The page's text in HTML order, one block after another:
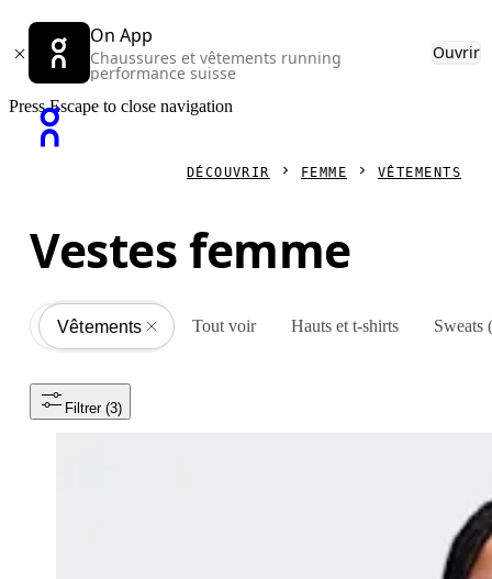
On App
Chaussures et vêtements running
performance suisse
Ouvrir
Press Escape to close navigation
DÉCOUVRIR FEMME VÊTEMENTS
Vestes femme
All
Vêtements Tout voir Hauts et t-shirts Sweats
Filtrer (3)